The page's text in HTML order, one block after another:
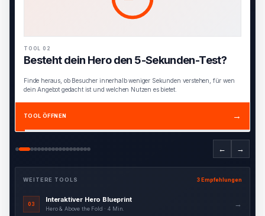
TOOL 02
Besteht dein Hero den 5-Sekunden-Test?
Finde heraus, ob Besucher innerhalb weniger Sekunden verstehen, für wen
dein Angebot gedacht ist und welchen Nutzen es bietet.
TOOL ÖFFNEN →
← →
WEITERE TOOLS 3 Empfehlungen
03
Interaktiver Hero Blueprint
Hero & Above the Fold · 4 Min.
→